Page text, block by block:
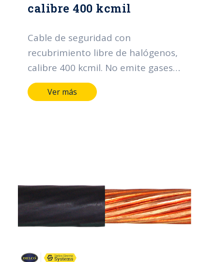
calibre 400 kcmil
Cable de seguridad con
recubrimiento libre de halógenos,
calibre 400 kcmil. No emite gases
téxicos en caso de incendio.
Ver más